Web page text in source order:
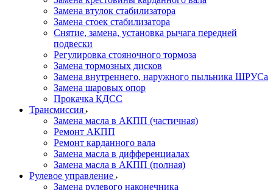
Замена втулок стабилизатора
Замена стоек стабилизатора
Снятие, замена, установка рычага передней
подвески
Регулировка стояночного тормоза
Замена тормозных дисков
Замена внутреннего, наружного пыльника ШРУСа
Замена шаровых опор
Прокачка КДСС
Трансмиссия
Замена масла в АКПП (частичная)
Ремонт АКПП
Ремонт карданного вала
Замена масла в дифференциалах
Замена масла в АКПП (полная)
Рулевое управление
Замена рулевого наконечника